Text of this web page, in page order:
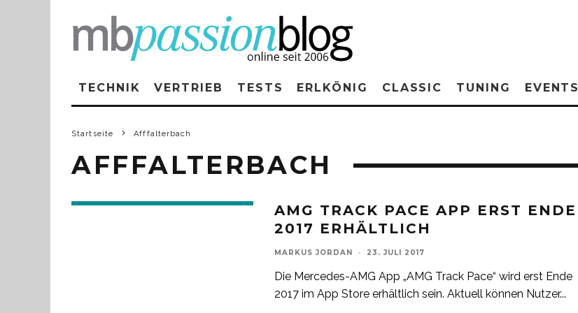
TECHNIK VERTRIEB TESTS ERLKÖNIG CLASSIC TUNING EVENTS
Startseite Afffalterbach
AFFFALTERBACH
AMG TRACK PACE APP ERST ENDE
2017 ERHÄLTLICH
MARKUS JORDAN · 23. JULI 2017
Die Mercedes-AMG App „AMG Track Pace“ wird erst Ende
2017 im App Store erhältlich sein. Aktuell können Nutzer...